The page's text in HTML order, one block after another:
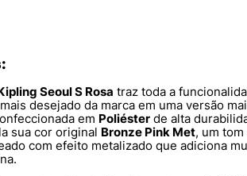
Seoul S Rosa traz toda a
desejado da marca em uma versão
em Poliéster de alta
sua cor original Bronze Pink Met, um
com efeito metalizado que adiciona